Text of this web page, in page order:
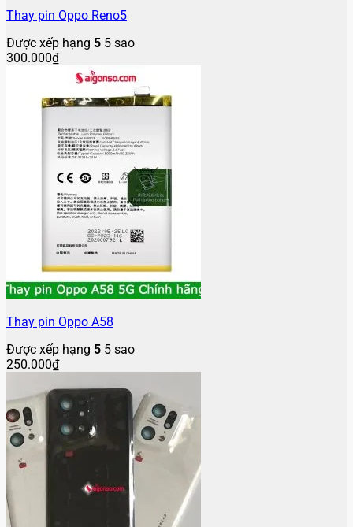
Thay pin Oppo Reno5
Được xếp hạng 5 5 sao
300.000₫
Thay pin Oppo A58
Được xếp hạng 5 5 sao
250.000₫